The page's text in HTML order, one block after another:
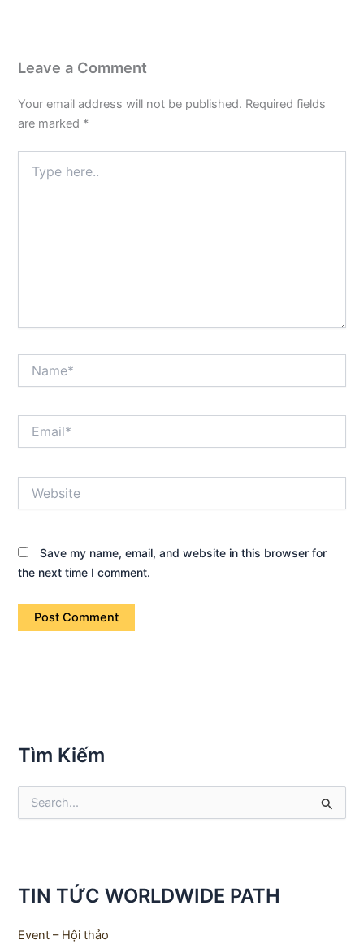
Leave a Comment
Your email address will not be published. Required fields
are marked *
here..
Save my name, email, and website in this browser for
the next time I comment.
Tìm Kiếm
e
r
TIN TỨC WORLDWIDE PATH
Event – Hội thảo